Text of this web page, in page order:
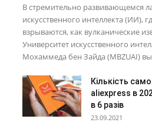
В стремительно развивающемся
искусственного интеллекта (ИИ),
взрываются, как вулканические
Университет искусственного
Мохаммеда бен Зайда (MBZUAI)
Кількість
aliexpress в
в 6 разів
23.09.2021